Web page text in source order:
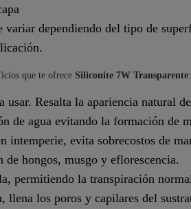
variar dependiendo del tipo de
que te ofrece Siliconite 7W Transparente:
usar. Resalta la apariencia natural
de agua evitando la formación de
intemperie, evita sobrecostos de
hongos, musgo y eflorescencia.
permitiendo la transpiración
llena los poros y capilares del